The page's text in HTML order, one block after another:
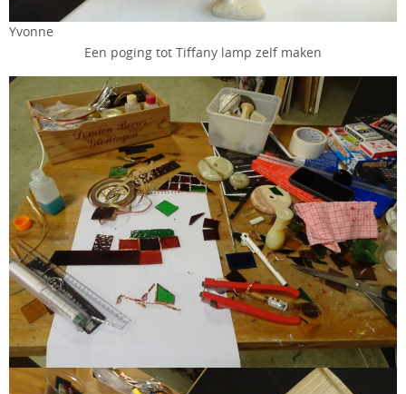
Yvonne
Een poging tot Tiffany lamp zelf maken